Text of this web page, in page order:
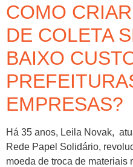
COMO
DE COLETA
BAIXO
EMPRESAS?
Há 35 anos, Leila Novak,
Rede Papel Solidário,
moeda de troca de materiais